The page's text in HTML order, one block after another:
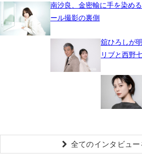
南沙良、金密輸に手を染め
ール撮影の裏側
舘ひろしが
リブと西野
全てのインタビュー